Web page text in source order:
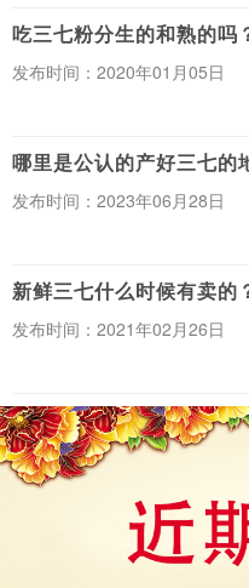
吃三七粉分生的和熟的吗
发布时间：2020年01月05日
哪里是公认的产好三七的
发布时间：2023年06月28日
新鲜三七什么时候有卖的
发布时间：2021年02月26日